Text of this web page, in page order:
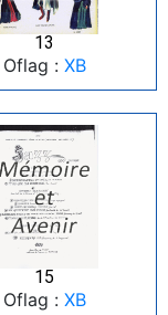
13
Oflag : XB
15
Oflag : XB